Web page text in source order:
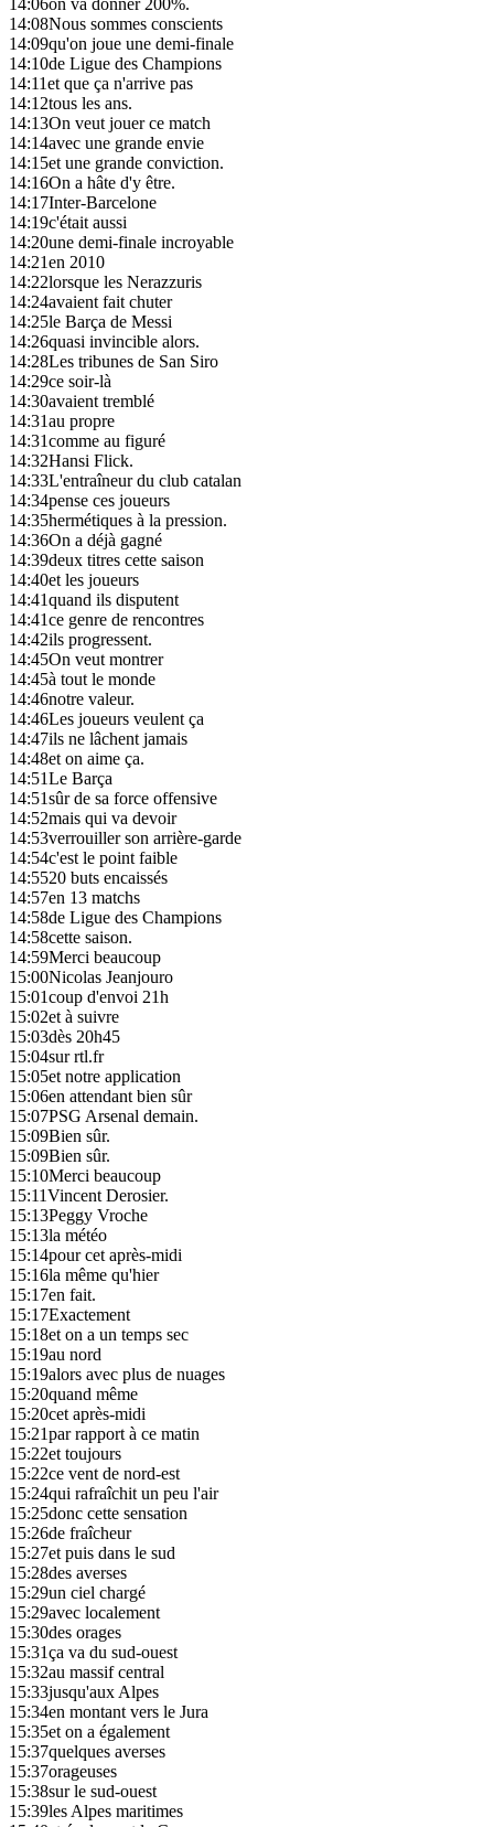
14:06on va donner 200%.
14:08Nous sommes conscients
14:09qu'on joue une demi-finale
14:10de Ligue des Champions
14:11et que ça n'arrive pas
14:12tous les ans.
14:13On veut jouer ce match
14:14avec une grande envie
14:15et une grande conviction.
14:16On a hâte d'y être.
14:17Inter-Barcelone
14:19c'était aussi
14:20une demi-finale incroyable
14:21en 2010
14:22lorsque les Nerazzuris
14:24avaient fait chuter
14:25le Barça de Messi
14:26quasi invincible alors.
14:28Les tribunes de San Siro
14:29ce soir-là
14:30avaient tremblé
14:31au propre
14:31comme au figuré
14:32Hansi Flick.
14:33L'entraîneur du club catalan
14:34pense ces joueurs
14:35hermétiques à la pression.
14:36On a déjà gagné
14:39deux titres cette saison
14:40et les joueurs
14:41quand ils disputent
14:41ce genre de rencontres
14:42ils progressent.
14:45On veut montrer
14:45à tout le monde
14:46notre valeur.
14:46Les joueurs veulent ça
14:47ils ne lâchent jamais
14:48et on aime ça.
14:51Le Barça
14:51sûr de sa force offensive
14:52mais qui va devoir
14:53verrouiller son arrière-garde
14:54c'est le point faible
14:5520 buts encaissés
14:57en 13 matchs
14:58de Ligue des Champions
14:58cette saison.
14:59Merci beaucoup
15:00Nicolas Jeanjouro
15:01coup d'envoi 21h
15:02et à suivre
15:03dès 20h45
15:04sur rtl.fr
15:05et notre application
15:06en attendant bien sûr
15:07PSG Arsenal demain.
15:09Bien sûr.
15:09Bien sûr.
15:10Merci beaucoup
15:11Vincent Derosier.
15:13Peggy Vroche
15:13la météo
15:14pour cet après-midi
15:16la même qu'hier
15:17en fait.
15:17Exactement
15:18et on a un temps sec
15:19au nord
15:19alors avec plus de nuages
15:20quand même
15:20cet après-midi
15:21par rapport à ce matin
15:22et toujours
15:22ce vent de nord-est
15:24qui rafraîchit un peu l'air
15:25donc cette sensation
15:26de fraîcheur
15:27et puis dans le sud
15:28des averses
15:29un ciel chargé
15:29avec localement
15:30des orages
15:31ça va du sud-ouest
15:32au massif central
15:33jusqu'aux Alpes
15:34en montant vers le Jura
15:35et on a également
15:37quelques averses
15:37orageuses
15:38sur le sud-ouest
15:39les Alpes maritimes